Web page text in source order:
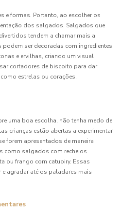
e formas. Portanto, ao escolher os
dos salgados. Salgados que
tendem a chamar mais a
podem ser decoradas com ingredientes
e ervilhas, criando um visual
cortadores de biscoito para dar
estrelas ou corações.
uma boa escolha, não tenha medo de
crianças estão abertas a experimentar
forem apresentados de maneira
como salgados com recheios
ou frango com catupiry. Essas
agradar até os paladares mais